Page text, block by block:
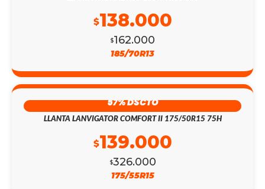
$162.000
$138.000
185/70R13
57% DSCTO
LLANTA LANVIGATOR COMFORT II 175/50R15 75H
$326.000
$139.000
175/55R15